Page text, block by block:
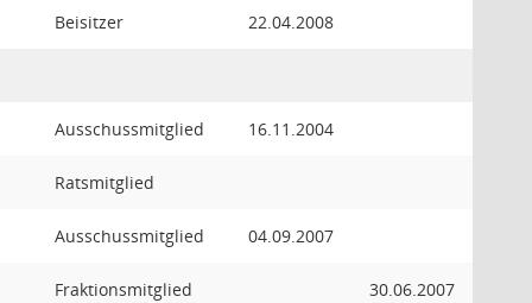
Beisitzer 22.04.2008
Ausschussmitglied 16.11.2004
Ratsmitglied
Ausschussmitglied 04.09.2007
Fraktionsmitglied 30.06.2007